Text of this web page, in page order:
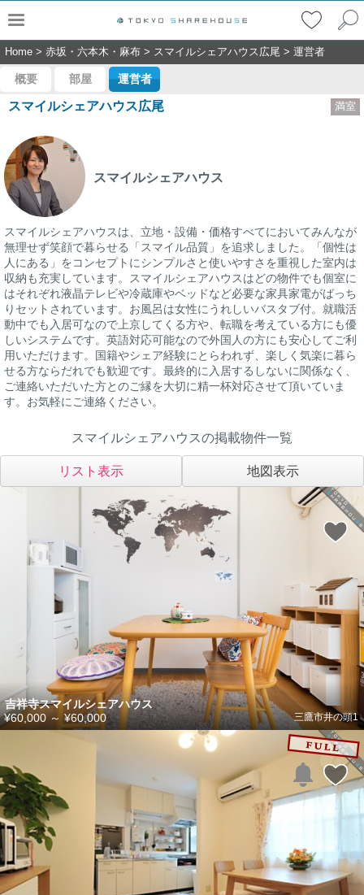
Home > 赤坂・六本木・麻布 > スマイルシェアハウス広尾 > 運営者
概要 部屋 運営者
スマイルシェアハウス広尾 満室
スマイルシェアハウス
スマイルシェアハウスは、立地・設備・価格すべてにおいてみんなが
無理せず笑顔で暮らせる「スマイル品質」を追求しました。「個性は
人にある」をコンセプトにシンプルさと使いやすさを重視した室内は
収納も充実しています。スマイルシェアハウスはどの物件でも個室に
はそれぞれ液晶テレビや冷蔵庫やベッドなど必要な家具家電がばっち
りセットされています。お風呂は女性にうれしいバスタブ付。就職活
動中でも入居可なので上京してくる方や、転職を考えている方にも優
しいシステムです。英語対応可能なので外国人の方にも安心してご利
用いただけます。国籍やシェア経験にとらわれず、楽しく気楽に暮ら
せる方ならだれでも歓迎です。最終的に入居するしないに関係なく、
ご連絡いただいた方とのご縁を大切に精一杯対応させて頂いていま
す。お気軽にご連絡ください。
スマイルシェアハウスの掲載物件一覧
リスト表示 地図表示
吉祥寺スマイルシェアハウス
三鷹市井の頭1
¥60,000～¥60,000